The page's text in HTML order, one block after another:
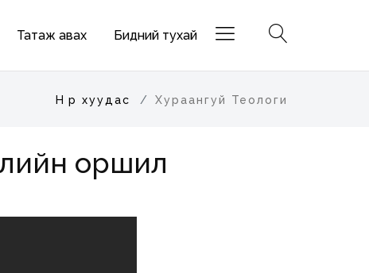
Татаж авах Бидний тухай
Нүүр хуудас Хураангуй Теологи
оршил